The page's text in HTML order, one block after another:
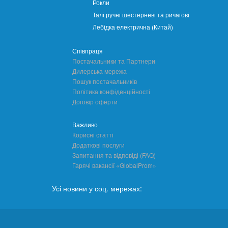
Рокли
Талі ручні шестерневі та ричагові
Лебідка електрична (Китай)
Співпраця
Постачальники та Партнери
Дилерська мережа
Пошук постачальників
Політика конфіденційності
Договір оферти
Важливо
Корисні статті
Додаткові послуги
Запитання та відповіді (FAQ)
Гарячі вакансії «GlobalProm»
Усі новини у соц. мережах: